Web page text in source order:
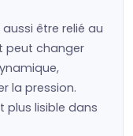
être relié au
peut changer
la pression.
plus lisible dans